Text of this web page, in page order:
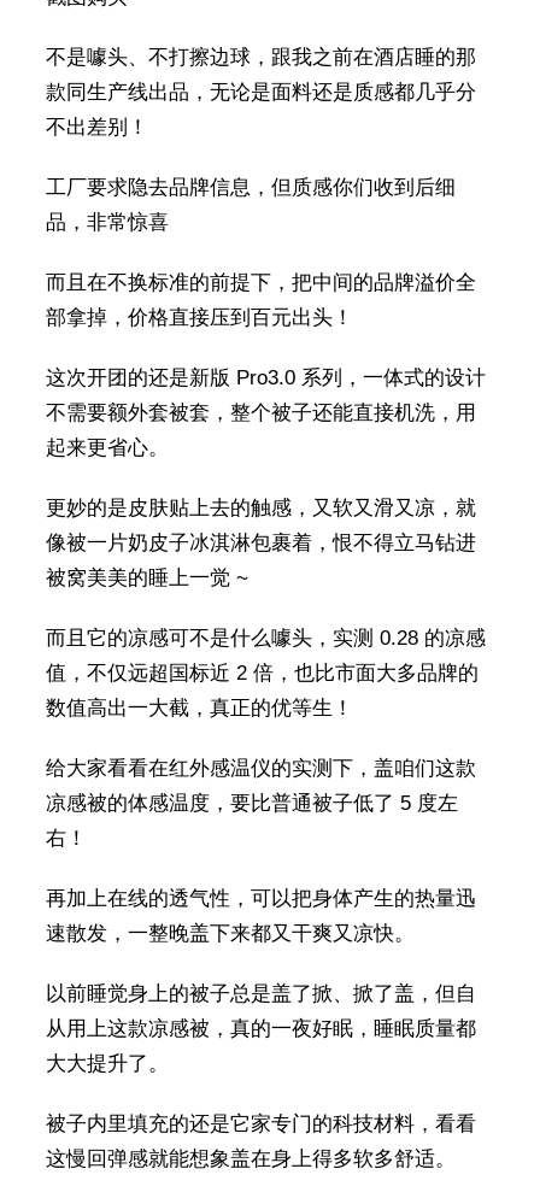
不是噱头、不打擦边球，跟我之前在酒店睡的那
款同生产线出品，无论是面料还是质感都几乎分
不出差别！
工厂要求隐去品牌信息，但质感你们收到后细
品，非常惊喜
而且在不换标准的前提下，把中间的品牌溢价全
部拿掉，价格直接压到百元出头！
这次开团的还是新版 Pro3.0 系列，一体式的设计
不需要额外套被套，整个被子还能直接机洗，用
起来更省心。
更妙的是皮肤贴上去的触感，又软又滑又凉，就
像被一片奶皮子冰淇淋包裹着，恨不得立马钻进
被窝美美的睡上一觉 ~
而且它的凉感可不是什么噱头，实测 0.28 的凉感
值，不仅远超国标近 2 倍，也比市面大多品牌的
数值高出一大截，真正的优等生！
给大家看看在红外感温仪的实测下，盖咱们这款
凉感被的体感温度，要比普通被子低了 5 度左
右！
再加上在线的透气性，可以把身体产生的热量迅
速散发，一整晚盖下来都又干爽又凉快。
以前睡觉身上的被子总是盖了掀、掀了盖，但自
从用上这款凉感被，真的一夜好眠，睡眠质量都
大大提升了。
被子内里填充的还是它家专门的科技材料，看看
这慢回弹感就能想象盖在身上得多软多舒适。